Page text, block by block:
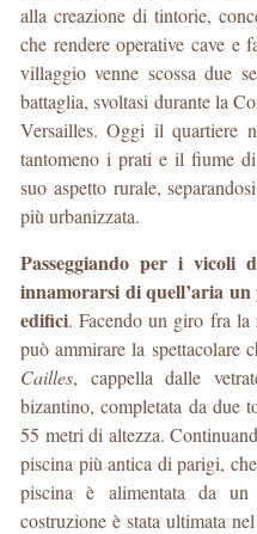
alla creazione di tintorie,
che rendere operative cave e
villaggio venne scossa due
battaglia, svoltasi durante la
Versailles. Oggi il quartiere
tantomeno i prati e il fiume
suo aspetto rurale,
più urbanizzata.
Passeggiando per i vicoli
innamorarsi di quell’aria
edifici. Facendo un giro fra
può ammirare la spettacolare
Cailles, cappella dalle
bizantino, completata da
55 metri di altezza.
piscina più antica di parigi,
piscina è alimentata da
costruzione è stata ultimata